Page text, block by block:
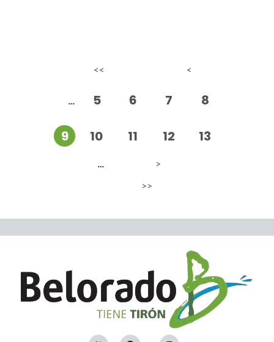
<< <
… 5 6 7 8
9 10 11 12 13
…
>
>>